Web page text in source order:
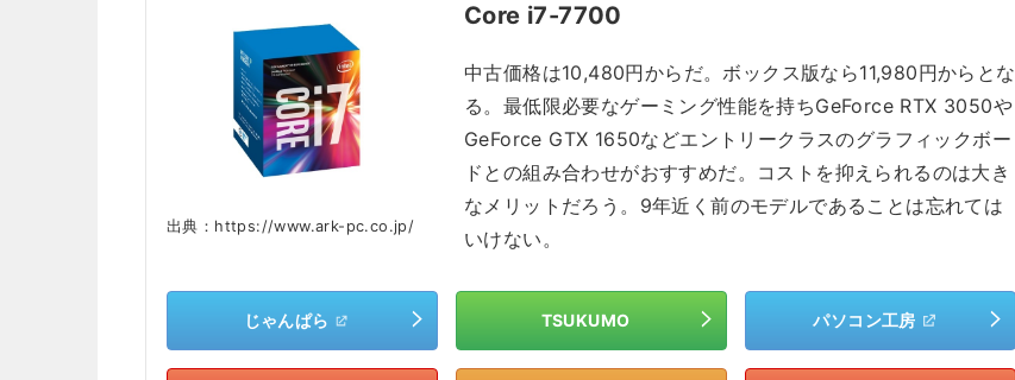
出典：https://www.ark-pc.co.jp/
Core i7-7700
中古価格は10,480円からだ。ボックス版なら11,980円からとな
る。最低限必要なゲーミング性能を持ちGeForce RTX 3050や
GeForce GTX 1650などエントリークラスのグラフィックボー
ドとの組み合わせがおすすめだ。コストを抑えられるのは大き
なメリットだろう。9年近く前のモデルであることは忘れては
いけない。
じゃんぱら TSUKUMO パソコン工房